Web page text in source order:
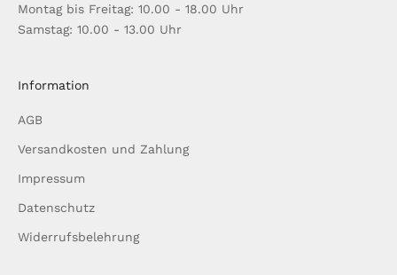
Montag bis Freitag: 10.00 - 18.00 Uhr
Samstag: 10.00 - 13.00 Uhr
Information
AGB
Versandkosten und Zahlung
Impressum
Datenschutz
Widerrufsbelehrung